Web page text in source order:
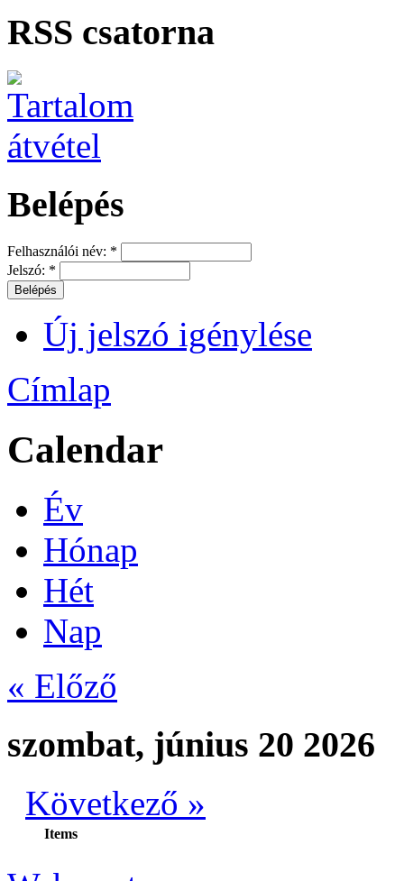
RSS csatorna
Belépés
Felhasználói név: *
Jelszó: *
Új jelszó igénylése
Címlap
Calendar
Év
Hónap
Hét
Nap
« Előző
szombat, június 20 2026
Következő »
Items